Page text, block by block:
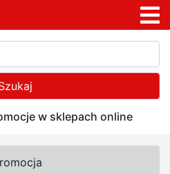
w sklepach online